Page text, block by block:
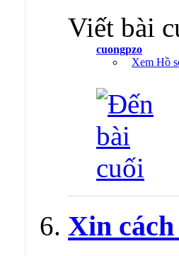
Viết bài
cuongpzo
Xem Hồ
Xin